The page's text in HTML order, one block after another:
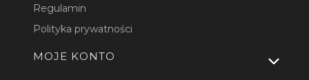
Regulamin
Polityka prywatności
MOJE KONTO